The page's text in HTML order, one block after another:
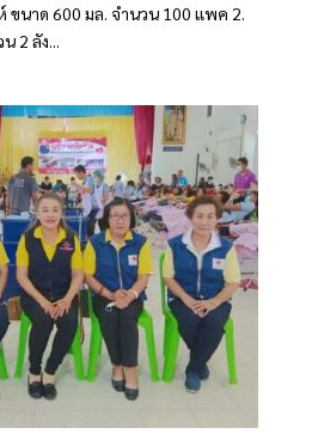
ขนาด 600 มล. จำนวน 100 แพค 2.
2 ลัง...